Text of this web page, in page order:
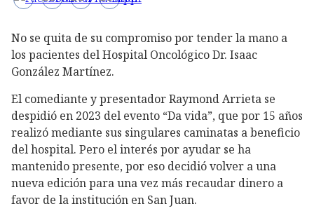
No se quita de su compromiso por tender la mano a
los pacientes del Hospital Oncológico Dr. Isaac
González Martínez.
El comediante y presentador Raymond Arrieta se
despidió en 2023 del evento “Da vida”, que por 15 años
realizó mediante sus singulares caminatas a beneficio
del hospital. Pero el interés por ayudar se ha
mantenido presente, por eso decidió volver a una
nueva edición para una vez más recaudar dinero a
favor de la institución en San Juan.